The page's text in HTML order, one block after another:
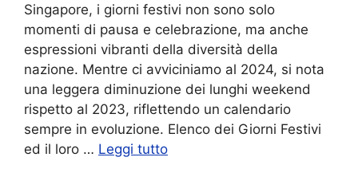
Singapore, i giorni festivi non sono solo
momenti di pausa e celebrazione, ma anche
espressioni vibranti della diversità della
nazione. Mentre ci avviciniamo al 2024, si nota
una leggera diminuzione dei lunghi weekend
rispetto al 2023, riflettendo un calendario
sempre in evoluzione. Elenco dei Giorni Festivi
ed il loro … Leggi tutto